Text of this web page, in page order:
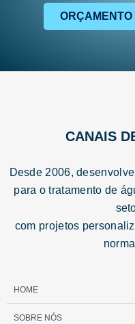
ORÇAMENTO
CANAIS
Desde 2006,
para o tratamento de
com projetos
HOME
SOBRE NÓS